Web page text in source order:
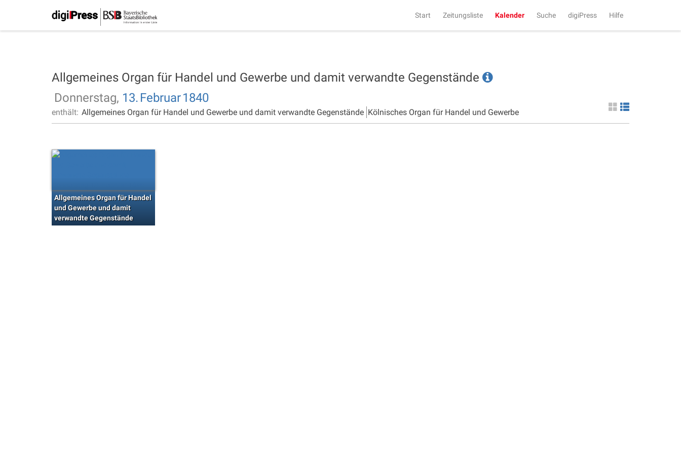
Start Zeitungsliste Kalender Suche digiPress Hilfe
Allgemeines Organ für Handel und Gewerbe und damit verwandte Gegenstände
Donnerstag, 13. Februar1840
enthält: Allgemeines Organ für Handel und Gewerbe und damit verwandte Gegenstände Kölnisches Organ für Handel und Gewerbe
Allgemeines Organ für Handel
und Gewerbe und damit
verwandte Gegenstände